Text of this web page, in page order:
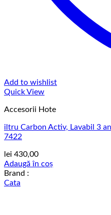
Add to wishlist
Quick View
Accesorii Hote
iltru Carbon Activ, Lavabil 3
7422
lei 430,00
Adaugă în coș
Brand :
Cata